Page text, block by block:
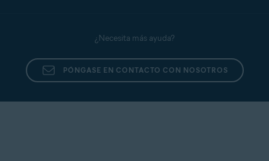
¿Necesita más ayuda?
PÓNGASE EN CONTACTO CON NOSOTROS